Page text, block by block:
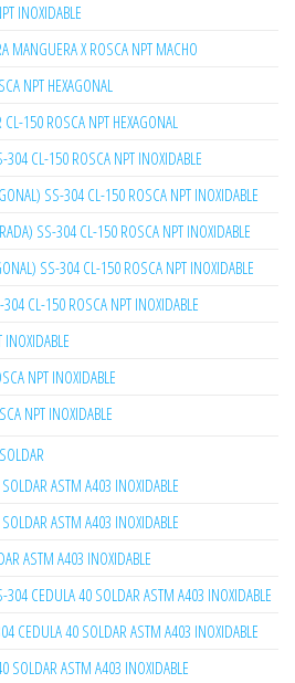
INOXIDABLE
MANGUERA X ROSCA NPT MACHO
NPT HEXAGONAL
150 ROSCA NPT HEXAGONAL
CL-150 ROSCA NPT INOXIDABLE
SS-304 CL-150 ROSCA NPT INOXIDABLE
SS-304 CL-150 ROSCA NPT INOXIDABLE
SS-304 CL-150 ROSCA NPT INOXIDABLE
CL-150 ROSCA NPT INOXIDABLE
NPT INOXIDABLE
NPT INOXIDABLE
ASTM A403 INOXIDABLE
ASTM A403 INOXIDABLE
ASTM A403 INOXIDABLE
CEDULA 40 SOLDAR ASTM A403 INOXIDABLE
CEDULA 40 SOLDAR ASTM A403 INOXIDABLE
SOLDAR ASTM A403 INOXIDABLE